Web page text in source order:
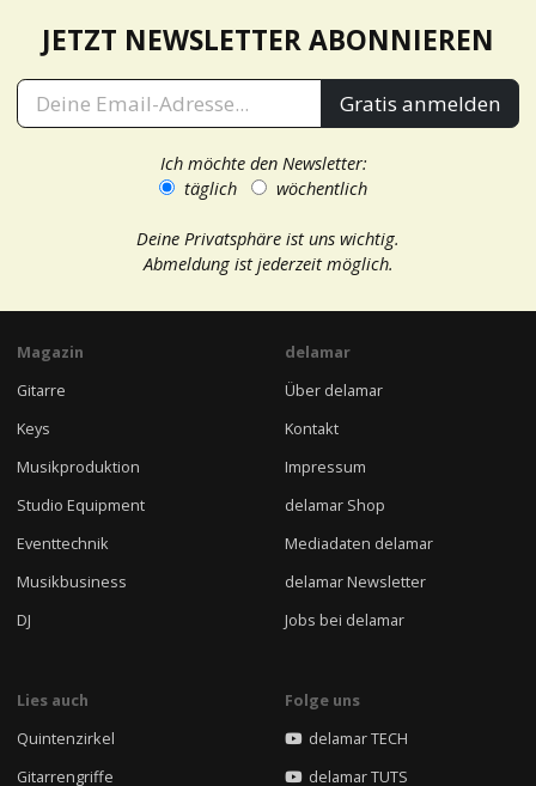
JETZT NEWSLETTER ABONNIEREN
Gratis anmelden
Ich möchte den Newsletter:
täglich
wöchentlich
Deine Privatsphäre ist uns wichtig.
Abmeldung ist jederzeit möglich.
Magazin
Gitarre
Keys
Musikproduktion
Studio Equipment
Eventtechnik
Musikbusiness
DJ
delamar
Über delamar
Kontakt
Impressum
delamar Shop
Mediadaten delamar
delamar Newsletter
Jobs bei delamar
Lies auch
Quintenzirkel
Gitarrengriffe
Folge uns
delamar TECH
delamar TUTS